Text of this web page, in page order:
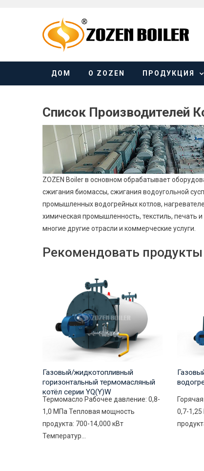
ДОМ О ZOZEN ПРОДУКЦИЯ
Список Производителей
ZOZEN Boiler в основном обрабатывает
сжигания биомассы, сжигания водоугольной
промышленных водогрейных котлов,
химическая промышленность, текстиль, печать
многие другие отрасли и коммерческие услуги.
Рекомендовать продукты
Газовый/жидкотопливный
горизонтальный термомасляный
котёл серии YQ(Y)W
Термомасло Рабочее давление: 0,8-
1,0 МПа Тепловая мощность
продукта: 700-14,000 кВт
Температур...
0,7-